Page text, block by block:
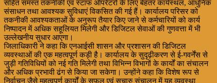
सहित समस्त तकनीकी एवं स्टाफ ऑपरेटरों के लिए बेहतर कार्यस्थल, आधुनिक
संसाधन तथा आवश्यक सुविधाएं विकसित की गई हैं। कार्यालय परिसर को
तकनीकी आवश्यकताओं के अनुरूप तैयार किए जाने से कर्मचारियों को कार्य
निष्पादन में अधिक सहूलियत मिलेगी और डिजिटल सेवाओं की गुणवत्ता में भी
उल्लेखनीय सुधार आएगा।
जिलाधिकारी ने कहा कि एनआईसी शासन और प्रशासन की डिजिटल
व्यवस्थाओं की एक महत्वपूर्ण कड़ी है। कार्यालय के सुदृढ़ीकरण से ई-गवर्नेंस से
जुड़ी गतिविधियों को नई गति मिलेगी तथा विभिन्न विभागों के कार्यों का संचालन
और अधिक प्रभावी ढंग से किया जा सकेगा। उन्होंने कहा कि विशेष रूप से
निर्वाचन जैसे महत्वपूर्ण कार्यों के सफल एवं सुचारु संचालन में यह व्यवस्था